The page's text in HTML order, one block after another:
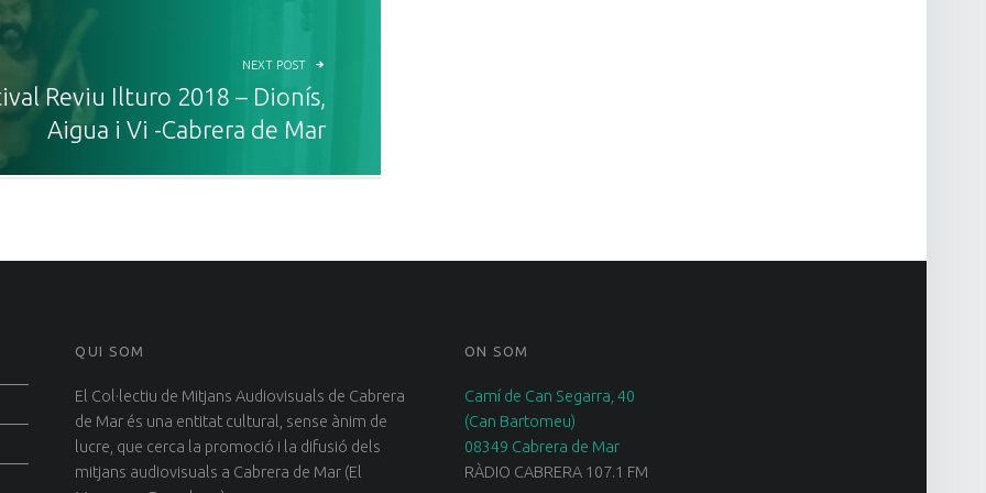
NEXT POST
Reviu Ilturo 2018 – Dionís,
Aigua i Vi -Cabrera de Mar
QUI SOM
El Col·lectiu de Mitjans Audiovisuals de Cabrera
de Mar és una entitat cultural, sense ànim de
lucre, que cerca la promoció i la difusió dels
mitjans audiovisuals a Cabrera de Mar (El
ON SOM
Camí de Can Segarra, 40
(Can Bartomeu)
08349 Cabrera de Mar
RÀDIO CABRERA 107.1 FM